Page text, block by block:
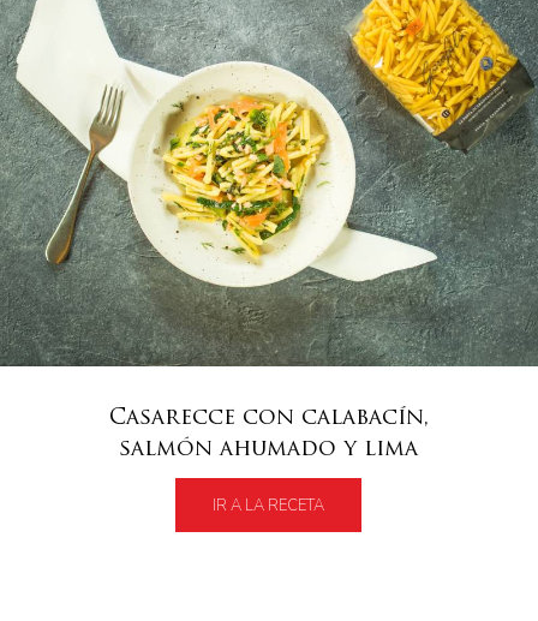
Casarecce con calabacín,
salmón ahumado y lima
IR A LA RECETA